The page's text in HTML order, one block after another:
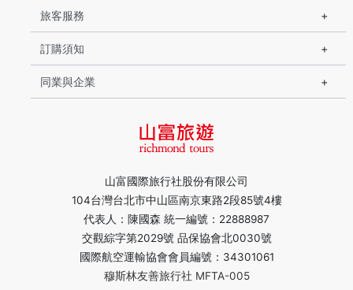
山富國際旅行社股份有限公司
104台灣台北市中山區南京東路2段85號4樓
代表人：陳國森 統一編號：22888987
交觀綜字第2029號 品保協會北0030號
國際航空運輸協會會員編號：34301061
穆斯林友善旅行社 MFTA-005
旅客服務
訂購須知
同業與企業